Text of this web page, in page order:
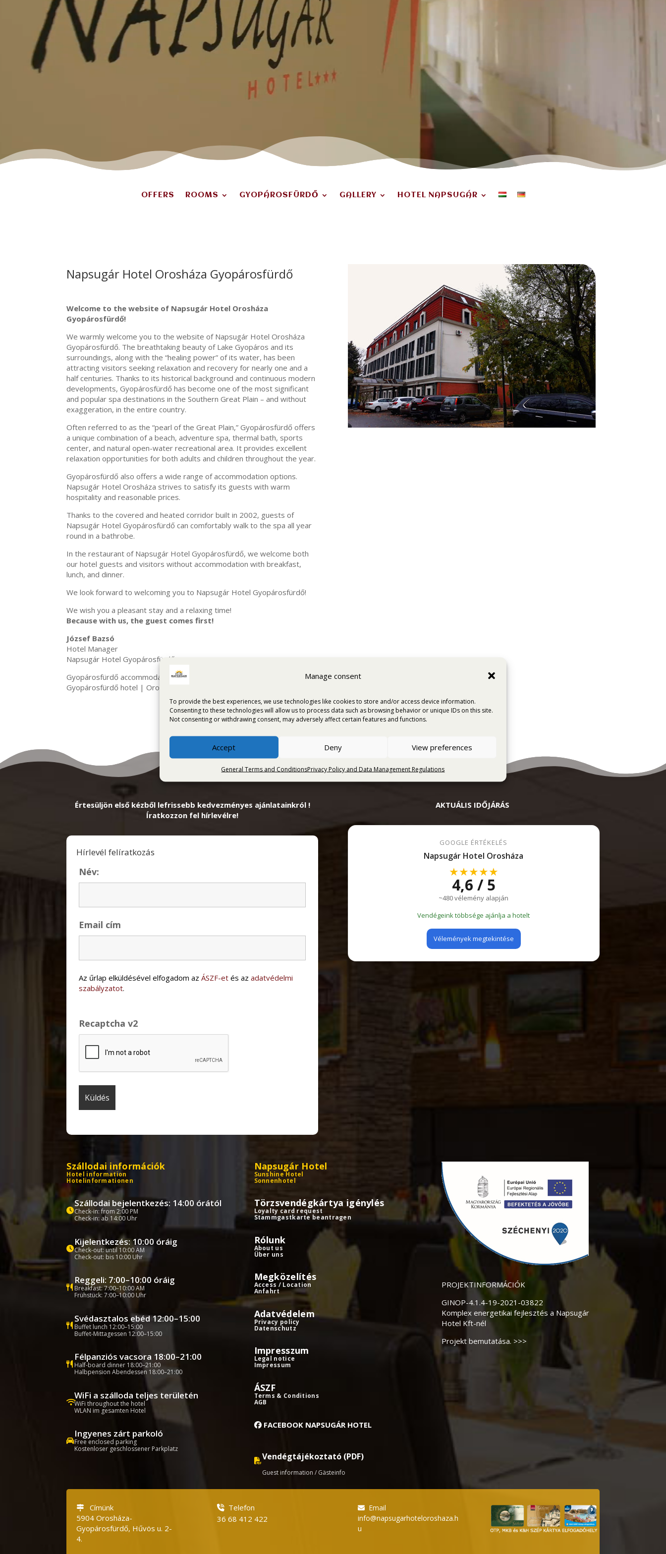
Manage consent
To provide the best experiences, we use technologies like cookies to store and/or access device information.
Consenting to these technologies will allow us to process data such as browsing behavior or unique IDs on this site.
Not consenting or withdrawing consent, may adversely affect certain features and functions.
Accept Deny View preferences
General Terms and ConditionsPrivacy Policy and Data Management Regulations
OFFERS ROOMS GYOPÁROSFÜRDŐ GALLERY HOTEL NAPSUGÁR
Napsugár Hotel Orosháza Gyopárosfürdő
Welcome to the website of Napsugár Hotel Orosháza
Gyopárosfürdő!
We warmly welcome you to the website of Napsugár Hotel Orosháza
Gyopárosfürdő. The breathtaking beauty of Lake Gyopáros and its
surroundings, along with the “healing power” of its water, has been
attracting visitors seeking relaxation and recovery for nearly one and a
half centuries. Thanks to its historical background and continuous modern
developments, Gyopárosfürdő has become one of the most significant
and popular spa destinations in the Southern Great Plain – and without
exaggeration, in the entire country.
Often referred to as the “pearl of the Great Plain,” Gyopárosfürdő offers
a unique combination of a beach, adventure spa, thermal bath, sports
center, and natural open-water recreational area. It provides excellent
relaxation opportunities for both adults and children throughout the year.
Gyopárosfürdő also offers a wide range of accommodation options.
Napsugár Hotel Orosháza strives to satisfy its guests with warm
hospitality and reasonable prices.
Thanks to the covered and heated corridor built in 2002, guests of
Napsugár Hotel Gyopárosfürdő can comfortably walk to the spa all year
round in a bathrobe.
In the restaurant of Napsugár Hotel Gyopárosfürdő, we welcome both
our hotel guests and visitors without accommodation with breakfast,
lunch, and dinner.
We look forward to welcoming you to Napsugár Hotel Gyopárosfürdő!
We wish you a pleasant stay and a relaxing time!
Because with us, the guest comes first!
József Bazsó
Hotel Manager
Napsugár Hotel Gyopárosfürdő
Gyopárosfürdő accommodation | Napsugár Hotel Orosháza |
Gyopárosfürdő hotel | Orosháza accommodation
Értesüljön első kézből lefrissebb kedvezményes ajánlatainkról !
Íratkozzon fel hírlevélre!
Hírlevél felíratkozás
Név:
Email cím
Az űrlap elküldésével elfogadom azÁSZF-et és azadatvédelmi
szabályzatot.
Recaptcha v2
AKTUÁLIS IDŐJÁRÁS
GOOGLE ÉRTÉKELÉS
Napsugár Hotel Orosháza
★★★★★
4,6 / 5
~480 vélemény alapján
Vendégeink többsége ajánlja a hotelt
Vélemények megtekintése
Szállodai információk
Hotel information
Hotelinformationen
Szállodai bejelentkezés: 14:00 órától
Check-in: from 2:00 PM
Check-in: ab 14:00 Uhr
Kijelentkezés: 10:00 óráig
Check-out: until 10:00 AM
Check-out: bis 10:00 Uhr
Reggeli: 7:00–10:00 óráig
Breakfast: 7:00–10:00 AM
Frühstück: 7:00–10:00 Uhr
Svédasztalos ebéd 12:00–15:00
Buffet lunch 12:00–15:00
Buffet-Mittagessen 12:00–15:00
Félpanziós vacsora 18:00–21:00
Half-board dinner 18:00–21:00
Halbpension Abendessen 18:00–21:00
WiFi a szálloda teljes területén
WiFi throughout the hotel
WLAN im gesamten Hotel
Ingyenes zárt parkoló
Free enclosed parking
Kostenloser geschlossener Parkplatz
Napsugár Hotel
Sunshine Hotel
Sonnenhotel
Törzsvendégkártya igénylés
Loyalty card request
Stammgastkarte beantragen
Rólunk
About us
Über uns
Megközelítés
Access / Location
Anfahrt
Adatvédelem
Privacy policy
Datenschutz
Impresszum
Legal notice
Impressum
ÁSZF
Terms & Conditions
AGB
FACEBOOK NAPSUGÁR HOTEL
Vendégtájékoztató (PDF)
Guest information / Gästeinfo
PROJEKTINFORMÁCIÓK
GINOP-4.1.4-19-2021-03822
Komplex energetikai fejlesztés a Napsugár
Hotel Kft-nél
Projekt bemutatása. >>>
Címünk
5904 Orosháza-
Gyopárosfürdő, Hűvös u. 2-
4.
Telefon
36 68 412 422
Email
info@napsugarhoteloroshaza.h
u